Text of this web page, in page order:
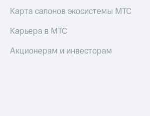
Карта салонов экосистемы МТС
Карьера в МТС
Акционерам и инвесторам